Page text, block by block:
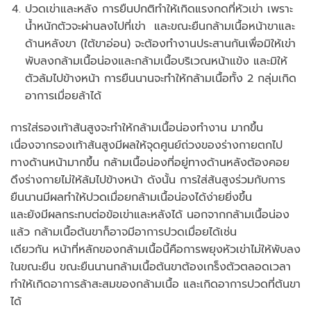
ปวดเข่าและหลัง การยืนปกติทำให้เกิดแรงกดที่หัวเข่า เพราะ
น้ำหนักตัวจะผ่านลงไปที่เข่า และขณะยืนกล้ามเนื้อหน้าขาและ
ด้านหลังขา (ใต้ขาอ่อน) จะต้องทำงานประสานกันเพื่อมิให้เข่า
พับลงกล้ามเนื้อน่องและกล้ามเนื้อบริเวณหน้าแข้ง และมิให้
ตัวล้มไปข้างหน้า การยืนนานจะทำให้กล้ามเนื้อทั้ง 2 กลุ่มเกิด
อาการเมื่อยล้าได้
การใส่รองเท้าส้นสูงจะทำให้กล้ามเนื้อน่องทำงาน มากขึ้น
เนื่องจากรองเท้าส้นสูงมีผลให้จุดศูนย์ถ่วงของร่างกายตกไป
ทางด้านหน้ามากขึ้น กล้ามเนื้อน่องที่อยู่ทางด้านหลังต้องคอย
ดึงร่างกายไม่ให้ล้มไปข้างหน้า ดังนั้น การใส่ส้นสูงร่วมกับการ
ยืนนานมีผลทำให้ปวดเมื่อยกล้ามเนื้อน่องได้ง่ายยิ่งขึ้น
และยังมีผลกระทบต่อข้อเข่าและหลังได้ นอกจากกล้ามเนื้อน่อง
แล้ว กล้ามเนื้อต้นขาก็อาจมีอาการปวดเมื่อยได้เช่น
เดียวกัน หน้าที่หลักของกล้ามเนื้อนี้คือการพยุงหัวเข่าไม่ให้พับลง
ในขณะยืน ขณะยืนนานกล้ามเนื้อต้นขาต้องเกร็งตัวตลอดเวลา
ทำให้เกิดอาการล้าสะสมของกล้ามเนื้อ และเกิดอาการปวดที่ต้นขา
ได้